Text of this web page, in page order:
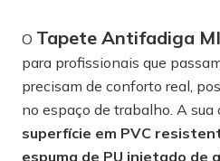
O Tapete Antifadiga
para profissionais que
precisam de conforto real,
no espaço de trabalho. A
superfície em PVC
espuma de PU injetado de